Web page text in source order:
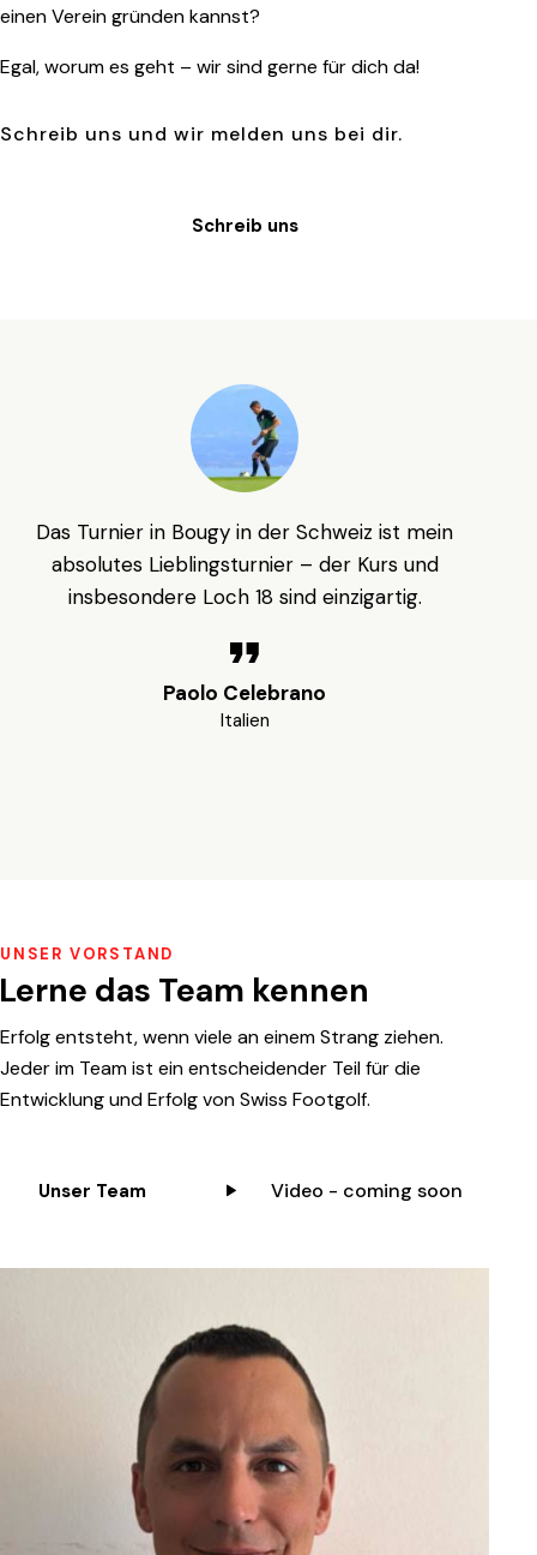
einen Verein gründen kannst?
Egal, worum es geht – wir sind gerne für dich da!
Schreib uns und wir melden uns bei dir.
Schreib uns
Das Turnier in Bougy in der Schweiz ist mein
absolutes Lieblingsturnier – der Kurs und
insbesondere Loch 18 sind einzigartig.
Paolo Celebrano
Italien
UNSER VORSTAND
Lerne das Team kennen
Erfolg entsteht, wenn viele an einem Strang ziehen.
Jeder im Team ist ein entscheidender Teil für die
Entwicklung und Erfolg von Swiss Footgolf.
Unser Team Video - coming soon